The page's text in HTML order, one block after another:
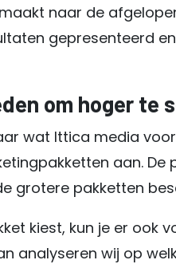
naar de
gepresenteerd
om hoger te
wat Ittica media
aan.
grotere pakketten
kiest, kun je er ook
analyseren wij op